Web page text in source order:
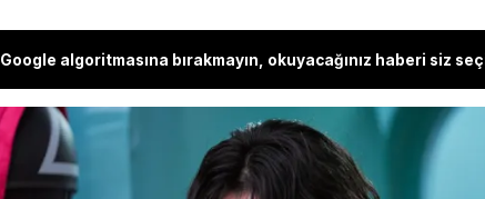
Google algoritmasına bırakmayın, okuyacağınız haberi siz